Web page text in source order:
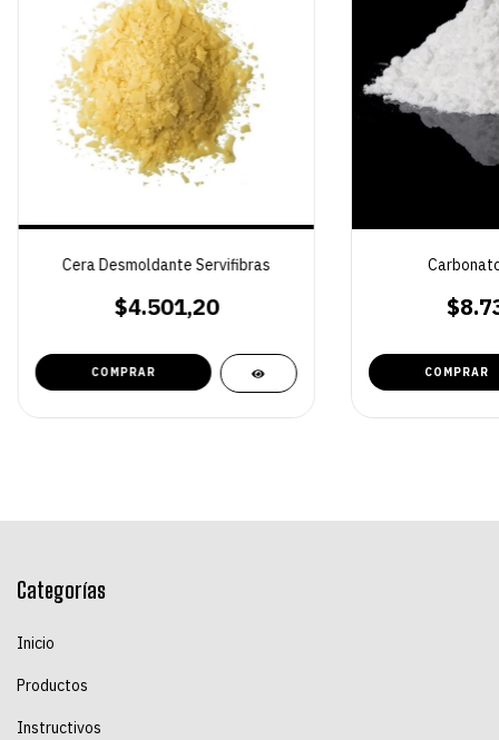
Cera Desmoldante Servifibras
$4.501,20
COMPRAR COMPRAR
Categorías
Inicio
Productos
Instructivos